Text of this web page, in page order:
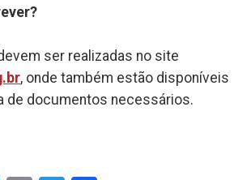
ser realizadas no site
, onde também estão disponíveis
de documentos necessários.